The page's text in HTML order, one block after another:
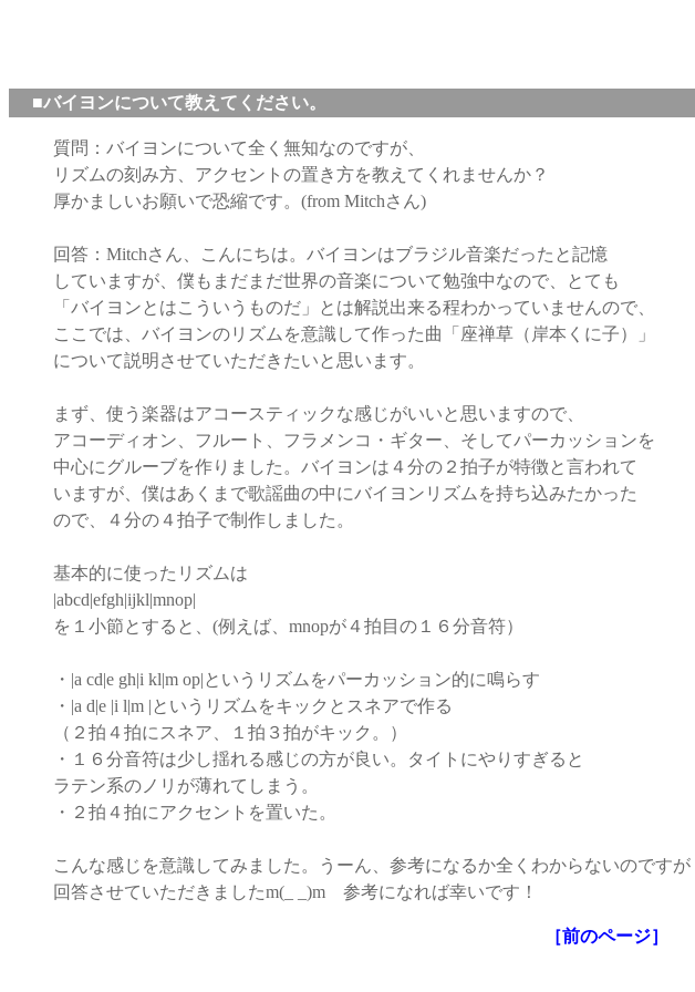
■バイヨンについて教えてください。
質問：バイヨンについて全く無知なのですが、
リズムの刻み方、アクセントの置き方を教えてくれませんか？
厚かましいお願いで恐縮です。(from Mitchさん)
回答：Mitchさん、こんにちは。バイヨンはブラジル音楽だったと記憶
していますが、僕もまだまだ世界の音楽について勉強中なので、とても
「バイヨンとはこういうものだ」とは解説出来る程わかっていませんので、
ここでは、バイヨンのリズムを意識して作った曲「座禅草（岸本くに子）」
について説明させていただきたいと思います。
まず、使う楽器はアコースティックな感じがいいと思いますので、
アコーディオン、フルート、フラメンコ・ギター、そしてパーカッションを
中心にグルーブを作りました。バイヨンは４分の２拍子が特徴と言われて
いますが、僕はあくまで歌謡曲の中にバイヨンリズムを持ち込みたかった
ので、４分の４拍子で制作しました。
基本的に使ったリズムは
|abcd|efgh|ijkl|mnop|
を１小節とすると、(例えば、mnopが４拍目の１６分音符）
・|a cd|e gh|i kl|m op|というリズムをパーカッション的に鳴らす
・|a d|e |i l|m |というリズムをキックとスネアで作る
（２拍４拍にスネア、１拍３拍がキック。）
・１６分音符は少し揺れる感じの方が良い。タイトにやりすぎると
ラテン系のノリが薄れてしまう。
・２拍４拍にアクセントを置いた。
こんな感じを意識してみました。うーん、参考になるか全くわからないのですが
回答させていただきましたm(_ _)m 参考になれば幸いです！
［前のページ］